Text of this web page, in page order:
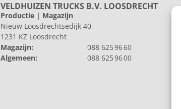
VELDHUIZEN TRUCKS B.V. LOOSDRECHT
Productie | Magazijn
Nieuw Loosdrechtsedijk 40
1231 KZ Loosdrecht
Magazijn:
088 625 96 60
Algemeen:
088 625 96 00